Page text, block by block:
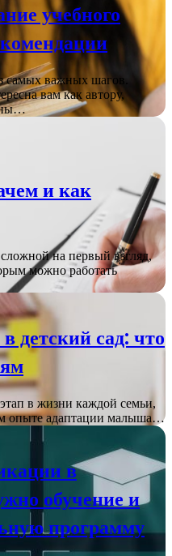
учебного
важных шагов.
вам как автору,
и как
на первый взгляд,
можно работать
детский сад: что
в жизни каждой семьи,
опыте адаптации малыша…
в
обучение и
программу